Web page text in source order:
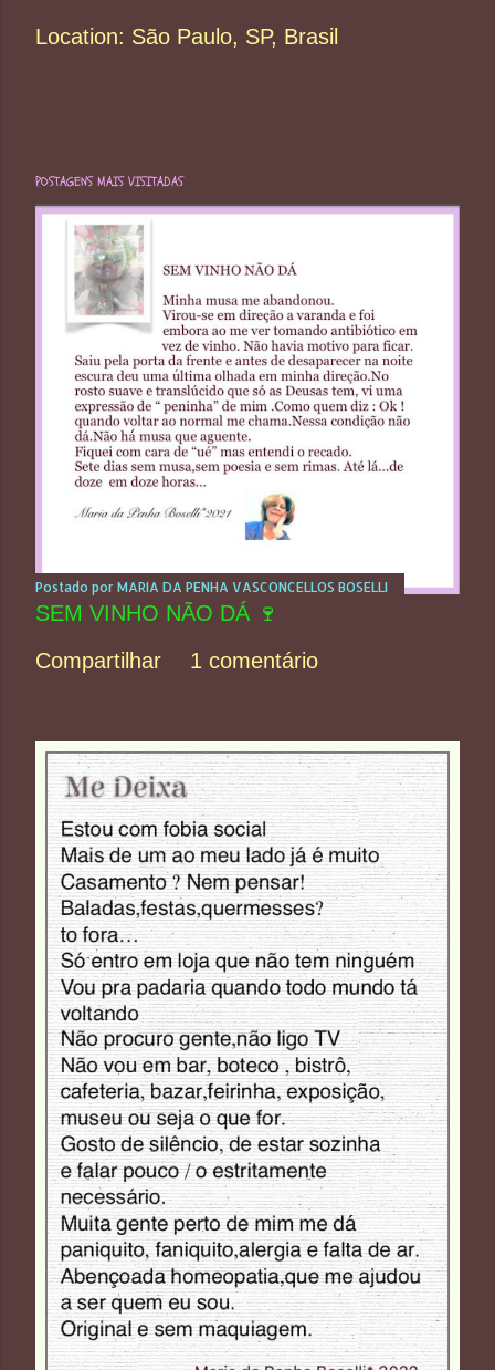
Location: São Paulo, SP, Brasil
POSTAGENS MAIS VISITADAS
Postado por MARIA DA PENHA VASCONCELLOS BOSELLI
SEM VINHO NÃO DÁ 🍷
Compartilhar
1 comentário